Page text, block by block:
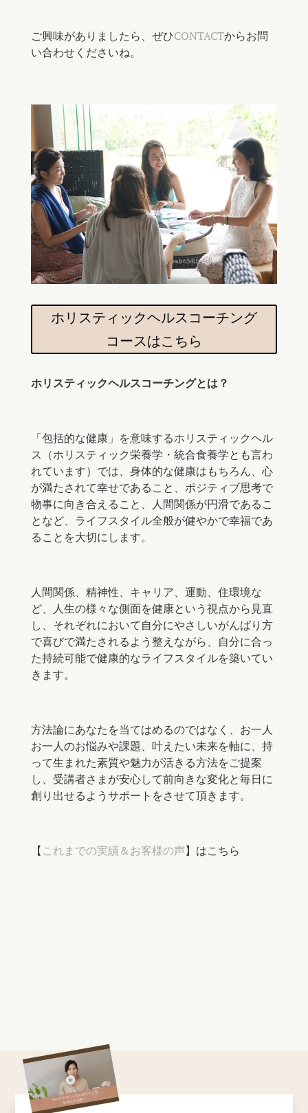
ご興味がありましたら、ぜひCONTACTからお問
い合わせくださいね。
ホリスティックヘルスコーチング
コースはこちら
ホリスティックヘルスコーチングとは？
「包括的な健康」を意味するホリスティックヘル
ス（ホリスティック栄養学・統合食養学とも言わ
れています）では、身体的な健康はもちろん、心
が満たされて幸せであること、ポジティブ思考で
物事に向き合えること、人間関係が円滑であるこ
となど、 ライフスタイル全般が健やかで幸福であ
ることを大切にします。
人間関係、精神性、キャリア、運動、住環境な
ど、
人生の様々な側面を健康という視点から見直
し、それぞれにおいて自分にやさしいがんばり方
で喜びで満たされるよう整えながら、自分に合っ
た持続可能で健康的なライフスタイルを築いてい
きます。
方法論にあなたを当てはめるのではなく、お一人
お一人のお悩みや課題、叶えたい未来を軸に、持
って生まれた素質や魅力が活きる方法をご提案
し、受講者さまが安心して前向きな変化と毎日に
創り出せるようサポートをさせて頂きます。
【これまでの実績＆お客様の声】はこちら